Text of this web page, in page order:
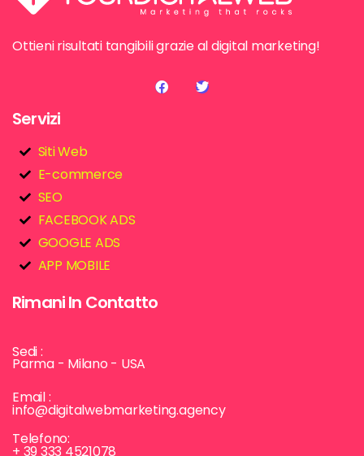
Ottieni risultati tangibili grazie al digital marketing!
Servizi
Siti Web
E-commerce
SEO
FACEBOOK ADS
GOOGLE ADS
APP MOBILE
Rimani In Contatto
Sedi :
Parma - Milano - USA
Email :
info@digitalwebmarketing.agency
Telefono:
+ 39 333 4521078